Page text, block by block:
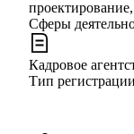
Сферы
Кадровое
Тип регистрации